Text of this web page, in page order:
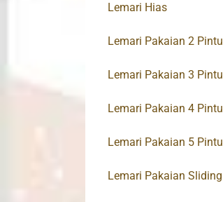
Lemari Hias
Lemari Pakaian 2 Pintu
Lemari Pakaian 3 Pintu
Lemari Pakaian 4 Pintu
Lemari Pakaian 5 Pintu
Lemari Pakaian Sliding